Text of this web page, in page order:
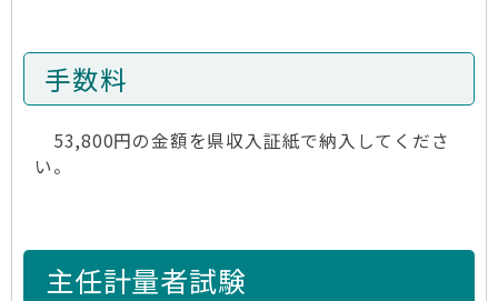
手数料
53,800円の金額を県収入証紙で納入してくださ
い。
主任計量者試験